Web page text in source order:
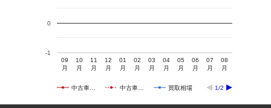
中古車… 中古車… 買取相場 1/2
09
月
10
月
11
月
12
月
01
月
02
月
03
月
04
月
05
月
06
月
07
月
08
月
-1
0